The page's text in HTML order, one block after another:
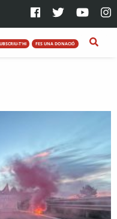
T'HI FES UNA DONACIÓ